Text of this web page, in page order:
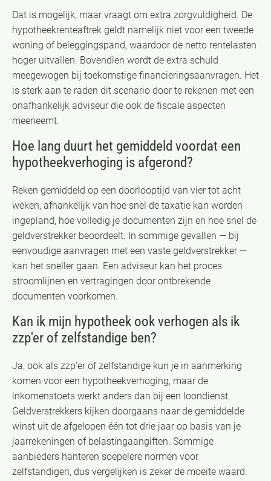
Dat is mogelijk, maar vraagt om extra zorgvuldigheid. De
hypotheekrenteaftrek geldt namelijk niet voor een tweede
woning of beleggingspand, waardoor de netto rentelasten
hoger uitvallen. Bovendien wordt de extra schuld
meegewogen bij toekomstige financieringsaanvragen. Het
is sterk aan te raden dit scenario door te rekenen met een
onafhankelijk adviseur die ook de fiscale aspecten
meeneemt.
Hoe lang duurt het gemiddeld voordat een
hypotheekverhoging is afgerond?
Reken gemiddeld op een doorlooptijd van vier tot acht
weken, afhankelijk van hoe snel de taxatie kan worden
ingepland, hoe volledig je documenten zijn en hoe snel de
geldverstrekker beoordeelt. In sommige gevallen — bij
eenvoudige aanvragen met een vaste geldverstrekker —
kan het sneller gaan. Een adviseur kan het proces
stroomlijnen en vertragingen door ontbrekende
documenten voorkomen.
Kan ik mijn hypotheek ook verhogen als ik
zzp'er of zelfstandige ben?
Ja, ook als zzp'er of zelfstandige kun je in aanmerking
komen voor een hypotheekverhoging, maar de
inkomenstoets werkt anders dan bij een loondienst.
Geldverstrekkers kijken doorgaans naar de gemiddelde
winst uit de afgelopen één tot drie jaar op basis van je
jaarrekeningen of belastingaangiften. Sommige
aanbieders hanteren soepelere normen voor
zelfstandigen, dus vergelijken is zeker de moeite waard.